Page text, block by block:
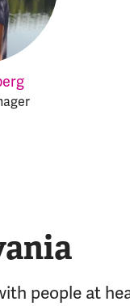
people at